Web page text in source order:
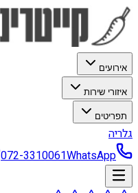
אירועים
איזורי שירות
תפריטים
גלריה
072-3310061WhatsApp